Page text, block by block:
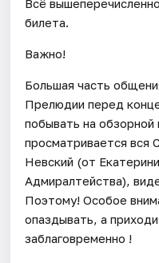
Всё
билета.
Важно!
Большая часть
Прелюдии перед
побывать на
просматривается вся
Невский (от
Адмиралтейства),
Поэтому! Особое
опаздывать, а
заблаговременно !